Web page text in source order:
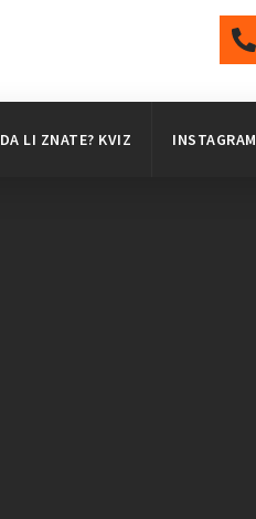
DA LI ZNATE? KVIZ INSTAGRAM